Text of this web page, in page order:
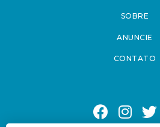
SOBRE
ANUNCIE
CONTATO